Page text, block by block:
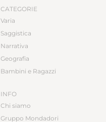
CATEGORIE
Varia
Saggistica
Narrativa
Geografia
Bambini e Ragazzi
INFO
Chi siamo
Gruppo Mondadori